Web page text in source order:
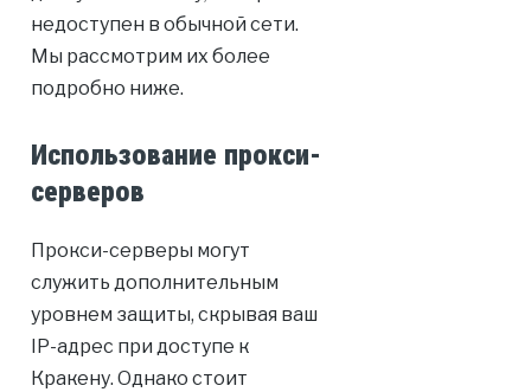
недоступен в обычной сети.
Мы рассмотрим их более
подробно ниже.
Использование прокси-
серверов
Прокси-серверы могут
служить дополнительным
уровнем защиты, скрывая ваш
IP-адрес при доступе к
Кракену. Однако стоит